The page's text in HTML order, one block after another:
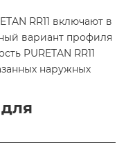
RR11 включают в
вариант профиля
PURETAN RR11
наружных